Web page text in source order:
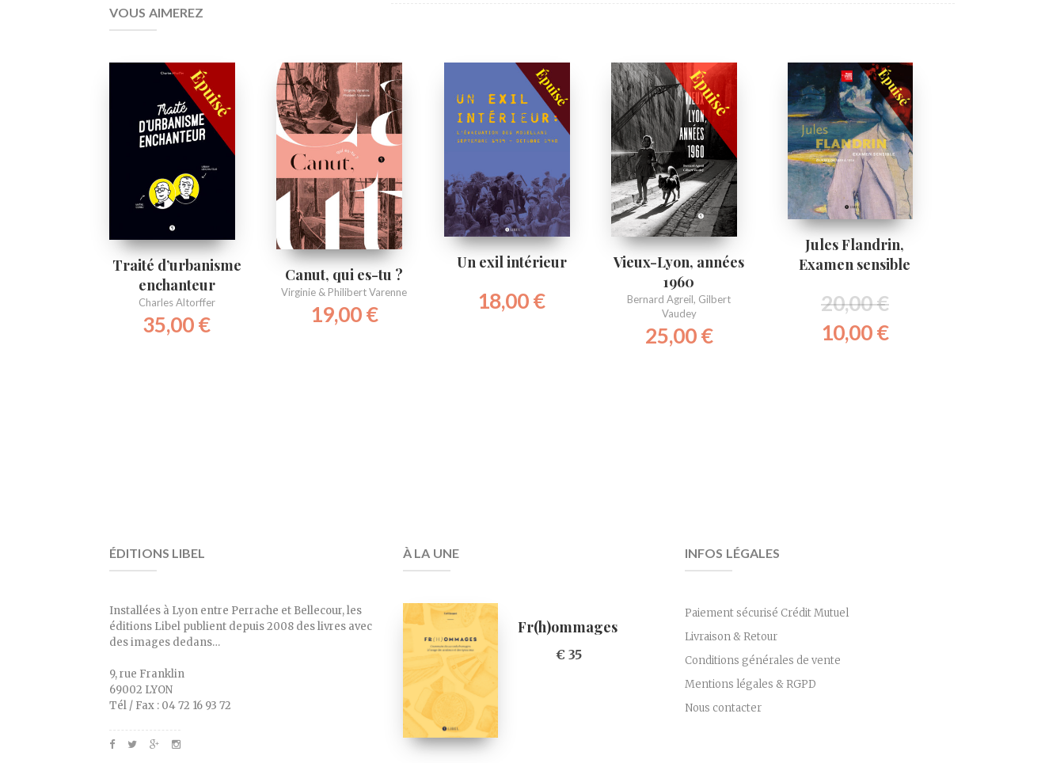
VOUS AIMEREZ
Traité d’urbanisme
enchanteur
Charles Altorffer
35,00€
Canut, qui es-tu ?
Virginie & Philibert Varenne
19,00€
Un exil intérieur
18,00€
Vieux-Lyon, années
1960
Bernard Agreil, Gilbert
Vaudey
25,00€
Jules Flandrin,
Examen sensible
20,00€
10,00€
ÉDITIONS LIBEL
Installées à Lyon entre Perrache et Bellecour, les
éditions Libel publient depuis 2008 des livres avec
des images dedans…
9, rue Franklin
69002 LYON
Tél / Fax : 04 72 16 93 72
À LA UNE
Fr(h)ommages
€ 35
INFOS LÉGALES
Paiement sécurisé Crédit Mutuel
Livraison & Retour
Conditions générales de vente
Mentions légales & RGPD
Nous contacter